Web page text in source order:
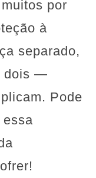
por
à
separado,
dois —
Pode
essa